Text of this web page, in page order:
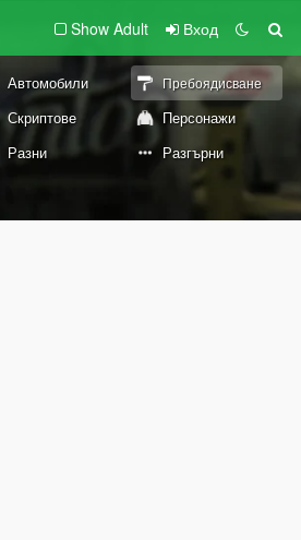
Show Adult Вход
Автомобили Пребоядисване
Скриптове
Персонажи
Разни Разгърни